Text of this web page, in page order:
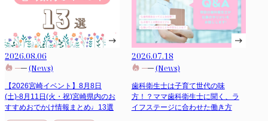
2026.08.06
(News)
【2026宮崎イベント】8月8日
(土)-8月11日(火・祝)宮崎県内のお
すすめおでかけ情報まとめ♩13選
2026.07.18
(News)
歯科衛生士は子育て世代の味
方！？ママ歯科衛生士に聞く、ラ
イフステージに合わせた働き方